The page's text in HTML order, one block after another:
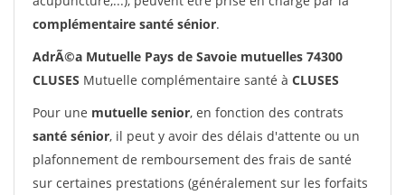
complémentaire santé sénior.
AdrÃ©a Mutuelle Pays de Savoie mutuelles 74300
CLUSES Mutuelle complémentaire santé à CLUSES
Pour une mutuelle senior, en fonction des contrats
santé sénior, il peut y avoir des délais d'attente ou un
plafonnement de remboursement des frais de santé
sur certaines prestations (généralement sur les forfaits